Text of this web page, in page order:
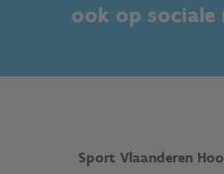
ook op sociale
Sport Vlaanderen